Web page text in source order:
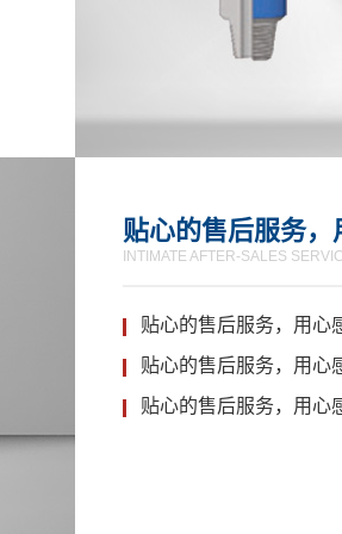
贴心的售后服务
INTIMATE AFTER-SALES
贴心的售后服务，用心
贴心的售后服务，用心
贴心的售后服务，用心